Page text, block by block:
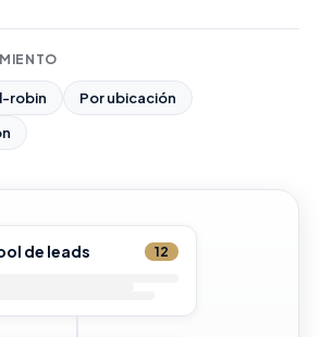
robin
Por ubicación
de leads 12